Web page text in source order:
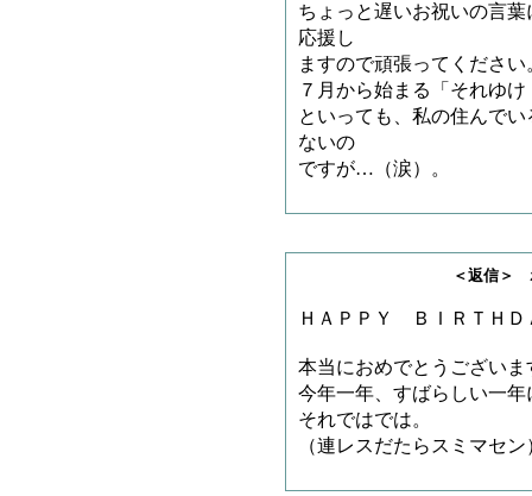
ちょっと遅いお祝いの言
応援し
ますので頑張ってくださ
７月から始まる「それゆ
といっても、私の住んで
ないの
ですが…（涙）。
＜返信＞ ボスさ
ＨＡＰＰＹ ＢＩＲＴＨ
本当におめでとうござい
今年一年、すばらしい一
それではでは。
（連レスだたらスミマセン